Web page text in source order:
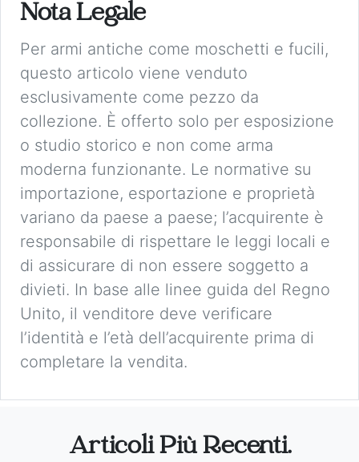
Nota Legale
Per armi antiche come moschetti e fucili,
questo articolo viene venduto
esclusivamente come pezzo da
collezione. È offerto solo per esposizione
o studio storico e non come arma
moderna funzionante. Le normative su
importazione, esportazione e proprietà
variano da paese a paese; l’acquirente è
responsabile di rispettare le leggi locali e
di assicurare di non essere soggetto a
divieti. In base alle linee guida del Regno
Unito, il venditore deve verificare
l’identità e l’età dell’acquirente prima di
completare la vendita.
Articoli Più Recenti.